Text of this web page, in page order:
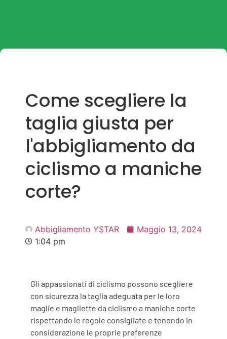
Come scegliere la
taglia giusta per
l'abbigliamento da
ciclismo a maniche
corte?
Abbigliamento YSTAR
Maggio 13, 2024
1:04 pm
Gli appassionati di ciclismo possono scegliere
con sicurezza la taglia adeguata per le loro
maglie e magliette da ciclismo a maniche corte
rispettando le regole consigliate e tenendo in
considerazione le proprie preferenze